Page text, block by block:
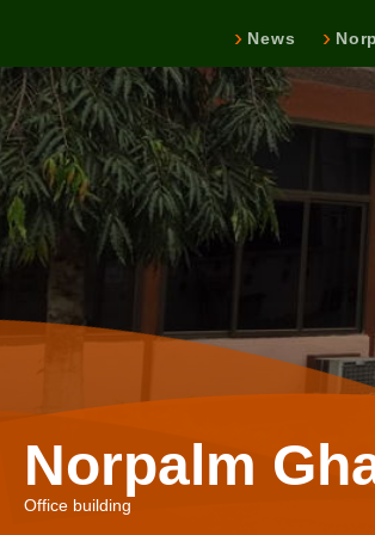
News
Norpalm
Office building